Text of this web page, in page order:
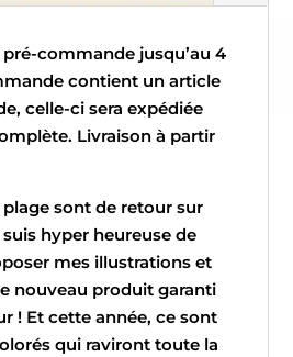
commande jusqu’au 4
contient un article
celle-ci sera expédiée
Livraison à partir
sont de retour sur
hyper heureuse de
mes illustrations et
nouveau produit garanti
! Et cette année, ce sont
qui raviront toute la